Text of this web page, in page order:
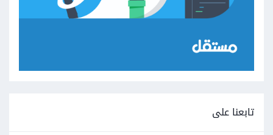
تابعنا على